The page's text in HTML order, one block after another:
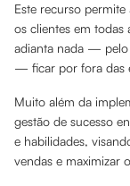
Este recurso
os clientes em todas
adianta nada — pelo
— ficar por fora das
Muito além da
gestão de sucesso
e habilidades,
vendas e maximizar